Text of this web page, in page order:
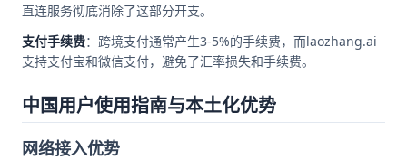
直连服务彻底消除了这部分开支。
支付手续费：跨境支付通常产生3-5%的手续费，而laozhang.ai
支持支付宝和微信支付，避免了汇率损失和手续费。
中国用户使用指南与本土化优势
网络接入优势